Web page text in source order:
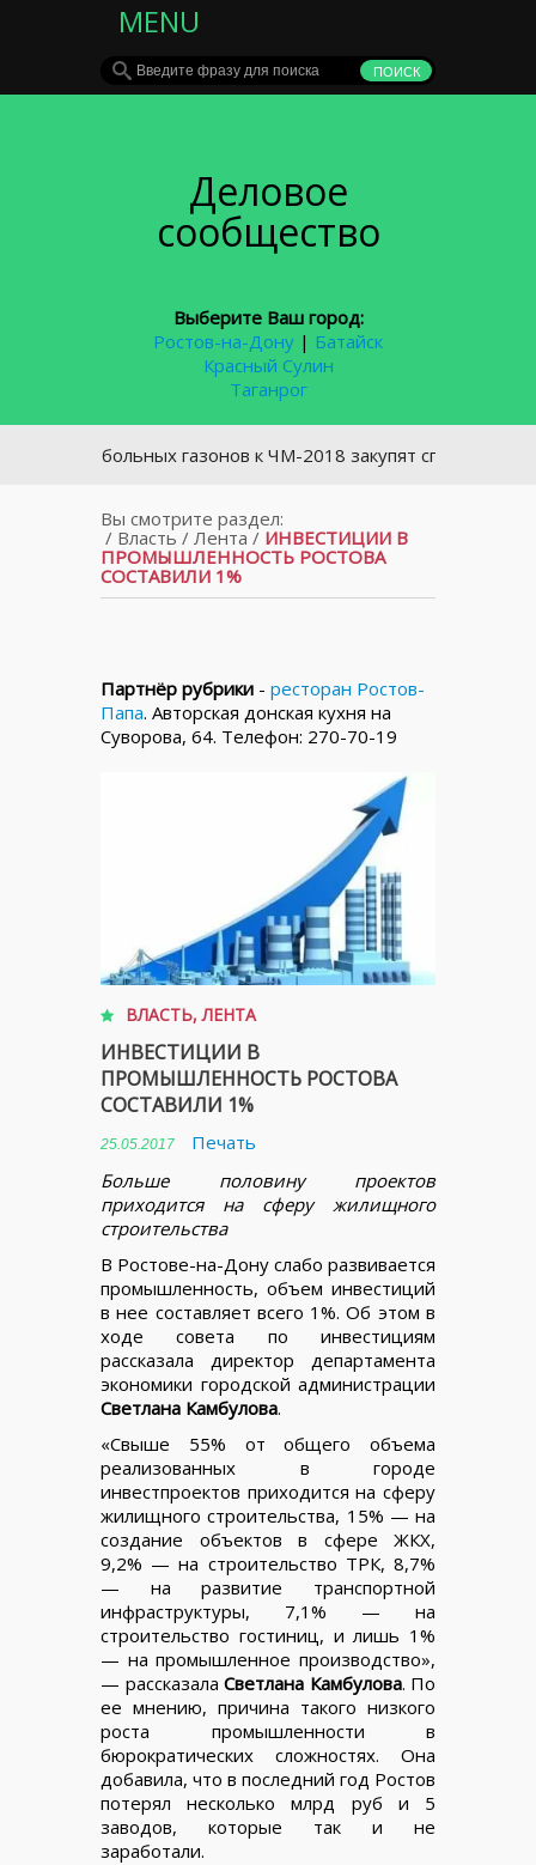
MENU
Деловое
сообщество
Выберите Ваш город:
Ростов-на-Дону | Батайск
Красный Сулин
Таганрог
футбольных газонов к ЧМ-2018 закупят спецтехнику за 85
Вы смотрите раздел:
/ Власть / Лента / ИНВЕСТИЦИИ В
ПРОМЫШЛЕННОСТЬ РОСТОВА
СОСТАВИЛИ 1%
Партнёр рубрики - ресторан Ростов-
Папа. Авторская донская кухня на
Суворова, 64. Телефон: 270-70-19
ВЛАСТЬ,ЛЕНТА
ИНВЕСТИЦИИ В
ПРОМЫШЛЕННОСТЬ РОСТОВА
СОСТАВИЛИ 1%
25.05.2017
Печать
Больше половину проектов
приходится на сферу жилищного
строительства
В Ростове-на-Дону слабо развивается
промышленность, объем инвестиций
в нее составляет всего 1%. Об этом в
ходе совета по инвестициям
рассказала директор департамента
экономики городской администрации
Светлана Камбулова.
«Свыше 55% от общего объема
реализованных в городе
инвестпроектов приходится на сферу
жилищного строительства, 15% — на
создание объектов в сфере ЖКХ,
9,2% — на строительство ТРК, 8,7%
— на развитие транспортной
инфраструктуры, 7,1% — на
строительство гостиниц, и лишь 1%
— на промышленное производство»,
— рассказала Светлана Камбулова. По
ее мнению, причина такого низкого
роста промышленности в
бюрократических сложностях. Она
добавила, что в последний год Ростов
потерял несколько млрд руб и 5
заводов, которые так и не
заработали.